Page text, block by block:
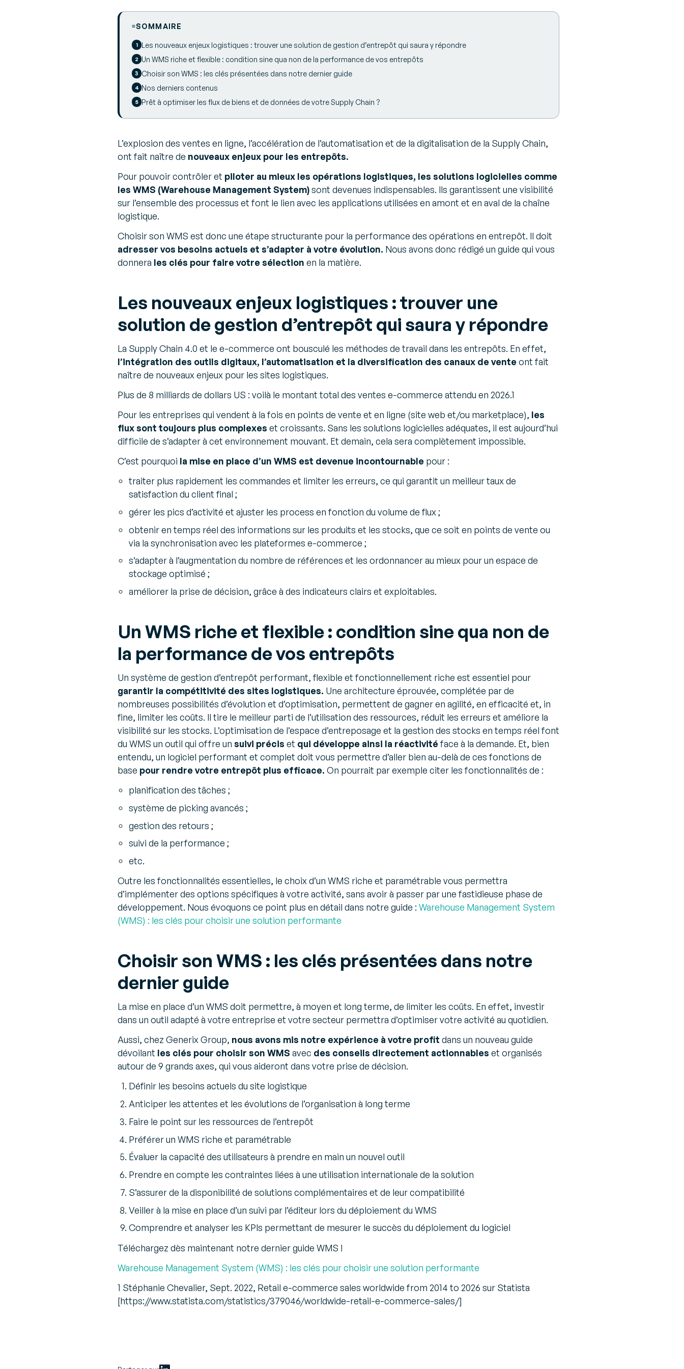
SOMMAIRE
Les nouveaux enjeux logistiques : trouver une solution de gestion d’entrepôt qui saura y répondre
Un WMS riche et flexible : condition sine qua non de la performance de vos entrepôts
Choisir son WMS : les clés présentées dans notre dernier guide
Nos derniers contenus
Prêt à optimiser les flux de biens et de données de votre Supply Chain ?
L’explosion des ventes en ligne, l’accélération de l’automatisation et de la digitalisation de la Supply Chain,
ont fait naître de nouveaux enjeux pour les entrepôts.
Pour pouvoir contrôler et piloter au mieux les opérations logistiques, les solutions logicielles comme
les WMS (Warehouse Management System)sont devenues indispensables. Ils garantissent une visibilité
sur l’ensemble des processus et font le lien avec les applications utilisées en amont et en aval de la chaîne
logistique.
Choisir son WMS est donc une étape structurante pour la performance des opérations en entrepôt. Il doit
adresser vos besoins actuels et s’adapter à votre évolution. Nous avons donc rédigé un guide qui vous
donnera les clés pour faire votre sélection en la matière.
Les nouveaux enjeux logistiques : trouver une
solution de gestion d’entrepôt qui saura y répondre
La Supply Chain 4.0 et le e-commerce ont bousculé les méthodes de travail dans les entrepôts. En effet,
l’intégration des outils digitaux, l’automatisation et la diversification des canaux de venteont fait
naître de nouveaux enjeux pour les sites logistiques.
Plus de 8 milliards de dollars US : voilà le montant total des ventes e-commerce attendu en 2026.1
Pour les entreprises qui vendent à la fois en points de vente et en ligne (site web et/ou marketplace), les
flux sont toujours plus complexes et croissants. Sans les solutions logicielles adéquates, il est aujourd’hui
difficile de s’adapter à cet environnement mouvant. Et demain, cela sera complètement impossible.
C’est pourquoi la mise en place d’un WMS est devenue incontournable pour :
traiter plus rapidement les commandes et limiter les erreurs, ce qui garantit un meilleur taux de
satisfaction du client final ;
gérer les pics d’activité et ajuster les process en fonction du volume de flux ;
obtenir en temps réel des informations sur les produits et les stocks, que ce soit en points de vente ou
via la synchronisation avec les plateformes e-commerce ;
s’adapter à l’augmentation du nombre de références et les ordonnancer au mieux pour un espace de
stockage optimisé ;
améliorer la prise de décision, grâce à des indicateurs clairs et exploitables.
Un WMS riche et flexible : condition sine qua non de
la performance de vos entrepôts
Un système de gestion d’entrepôt performant, flexible et fonctionnellement riche est essentiel pour
garantir la compétitivité des sites logistiques. Une architecture éprouvée, complétée par de
nombreuses possibilités d’évolution et d’optimisation, permettent de gagner en agilité, en efficacité et, in
fine, limiter les coûts. Il tire le meilleur parti de l’utilisation des ressources, réduit les erreurs et améliore la
visibilité sur les stocks. L’optimisation de l’espace d’entreposage et la gestion des stocks en temps réel font
du WMS un outil qui offre un suivi précis et qui développe ainsi la réactivitéface à la demande. Et, bien
entendu, un logiciel performant et complet doit vous permettre d’aller bien au-delà de ces fonctions de
base pour rendre votre entrepôt plus efficace. On pourrait par exemple citer les fonctionnalités de :
planification des tâches ;
système de picking avancés ;
gestion des retours ;
suivi de la performance ;
etc.
Outre les fonctionnalités essentielles, le choix d’un WMS riche et paramétrable vous permettra
d’implémenter des options spécifiques à votre activité, sans avoir à passer par une fastidieuse phase de
développement. Nous évoquons ce point plus en détail dans notre guide : Warehouse Management System
(WMS) : les clés pour choisir une solution performante
Choisir son WMS : les clés présentées dans notre
dernier guide
La mise en place d’un WMS doit permettre, à moyen et long terme, de limiter les coûts. En effet, investir
dans un outil adapté à votre entreprise et votre secteur permettra d’optimiser votre activité au quotidien.
Aussi, chez Generix Group, nous avons mis notre expérience à votre profit dans un nouveau guide
dévoilant les clés pour choisir son WMS avec des conseils directement actionnables et organisés
autour de 9 grands axes, qui vous aideront dans votre prise de décision.
Définir les besoins actuels du site logistique
Anticiper les attentes et les évolutions de l’organisation à long terme
Faire le point sur les ressources de l’entrepôt
Préférer un WMS riche et paramétrable
Évaluer la capacité des utilisateurs à prendre en main un nouvel outil
Prendre en compte les contraintes liées à une utilisation internationale de la solution
S’assurer de la disponibilité de solutions complémentaires et de leur compatibilité
Veiller à la mise en place d’un suivi par l’éditeur lors du déploiement du WMS
Comprendre et analyser les KPIs permettant de mesurer le succès du déploiement du logiciel
Téléchargez dès maintenant notre dernier guide WMS !
Warehouse Management System (WMS) : les clés pour choisir une solution performante
1 Stéphanie Chevalier, Sept. 2022, Retail e-commerce sales worldwide from 2014 to 2026 sur Statista
[https://www.statista.com/statistics/379046/worldwide-retail-e-commerce-sales/]